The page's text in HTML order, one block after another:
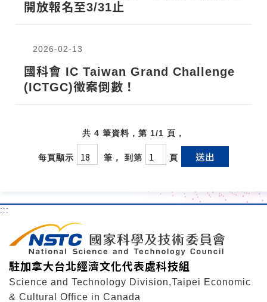
開放報名至3/31止
2026-02-13
國科會 IC Taiwan Grand Challenge
(ICTGC)徵案倒數！
共 4 筆資料，第 1/1 頁，
每頁顯示 筆， 到第 頁 送出
:::
駐加拿大台北經濟文化代表處科技組
Science and Technology Division,Taipei Economic
& Cultural Office in Canada